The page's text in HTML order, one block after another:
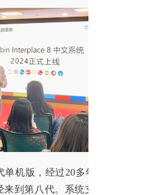
单机版，经过20多年
到第八代。系统支